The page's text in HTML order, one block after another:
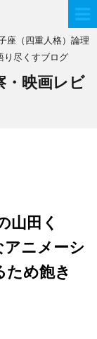
座（四重人格）論理
り尽くすブログ
・映画レビ
山田く
アニメーシ
ため飽き